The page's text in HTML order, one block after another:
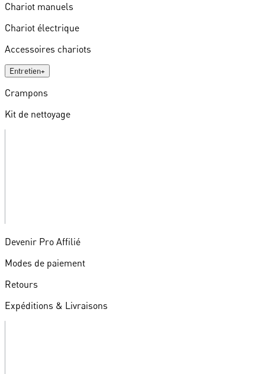
Chariot manuels
Chariot électrique
Accessoires chariots
Entretien+
Crampons
Kit de nettoyage
Devenir Pro Affilié
Modes de paiement
Retours
Expéditions & Livraisons